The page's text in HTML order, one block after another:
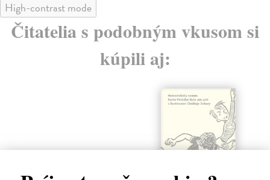
High-contrast mode
Čitatelia s podobným vkusom si
kúpili aj: